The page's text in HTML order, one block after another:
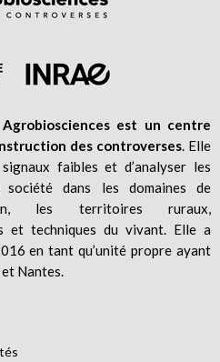
est un centre
des controverses. Elle
faibles et d’analyser les
dans les domaines de
les territoires ruraux,
et techniques du vivant. Elle a
en tant qu’unité propre ayant
Nantes.